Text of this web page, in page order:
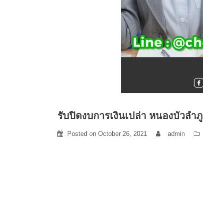
รับปิดงบการเงินเปล่า หนองบัวลำภู
Posted on October 26, 2021 admin